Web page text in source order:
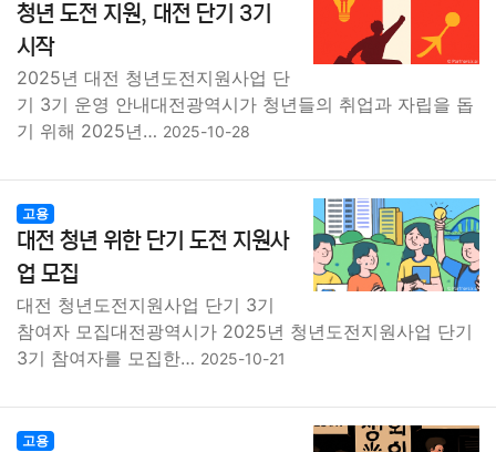
청년 도전 지원, 대전 단기 3기
시작
2025년 대전 청년도전지원사업 단
기 3기 운영 안내대전광역시가 청년들의 취업과 자립을 돕
기 위해 2025년… 2025-10-28
고용
대전 청년 위한 단기 도전 지원사
업 모집
대전 청년도전지원사업 단기 3기
참여자 모집대전광역시가 2025년 청년도전지원사업 단기
3기 참여자를 모집한… 2025-10-21
고용